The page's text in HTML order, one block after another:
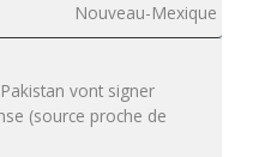
Nouveau-Mexique
vont signer
(source proche de